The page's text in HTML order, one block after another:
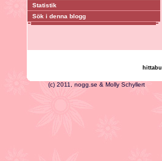
Statistik
Sök i denna blogg
(c) 2011, nogg.se &